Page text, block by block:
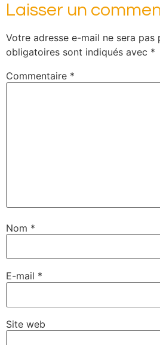
Laisser un
Votre adresse e-mail ne sera pas
obligatoires sont indiqués avec *
Commentaire *
Nom *
E-mail *
Site web